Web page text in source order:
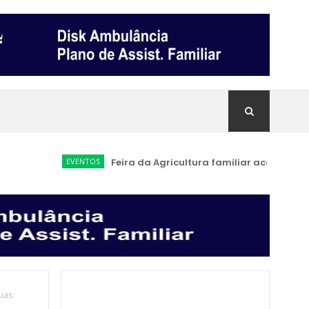
EVENTOS Feira da Agricultura familiar acontece a